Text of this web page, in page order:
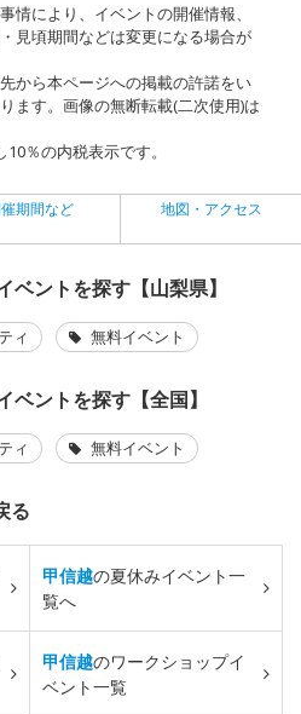
により、イベントの開催情報、
見頃期間などは変更になる場合が
から本ページへの掲載の許諾をい
ます。画像の無断転載(二次使用)は
％の内税表示です。
期間など 地図・アクセス
ベントを探す【山梨県】
ィ 無料イベント
ベントを探す【全国】
ィ 無料イベント
る
甲信越の夏休みイベント一
覧へ
甲信越のワークショップイ
ベント一覧